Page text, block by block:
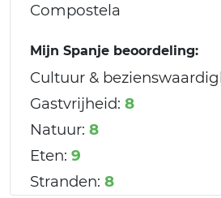
Compostela
Mijn Spanje beoordeling:
Cultuur &
Gastvrijheid: 8
Natuur: 8
Eten: 9
Stranden: 8